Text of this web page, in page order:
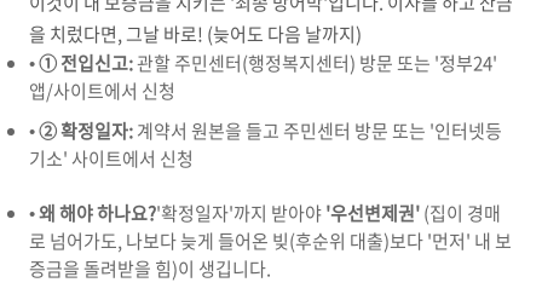
을 치렀다면, 그날 바로! (늦어도 다음 날까지)
•① 전입신고:관할 주민센터(행정복지센터) 방문 또는 '정부24'
앱/사이트에서 신청
•② 확정일자:계약서 원본을 들고 주민센터 방문 또는 '인터넷등
기소' 사이트에서 신청
•왜 해야 하나요?'확정일자'까지 받아야'우선변제권'(집이 경매
로 넘어가도, 나보다 늦게 들어온 빚(후순위 대출)보다 '먼저' 내 보
증금을 돌려받을 힘)이 생깁니다.